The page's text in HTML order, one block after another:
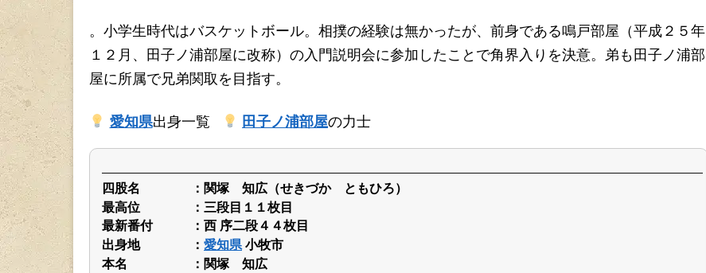
。小学生時代はバスケットボール。相撲の経験は無かったが、前身である鳴戸部屋（平成２５年
１２月、田子ノ浦部屋に改称）の入門説明会に参加したことで角界入りを決意。弟も田子ノ浦部
屋に所属で兄弟関取を目指す。
愛知県出身一覧 田子ノ浦部屋の力士
四股名
関塚 知広（せきづか ともひろ）
最高位
三段目１１枚目
最新番付
西 序二段４４枚目
出身地
愛知県小牧市
本名
関塚 知広